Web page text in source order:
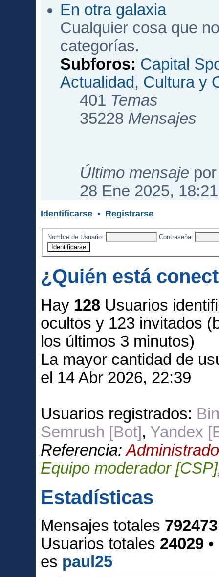
En otra galaxia
Cualquier cosa que
categorías.
Subforos: Capital
Actualidad, Cultura y
401 Temas
35228 Mensajes
Último mensaje
28 Ene 2025, 18:21
Identificarse • Registrarse
Nombre de Usuario: Contraseña:
¿Quién está
Hay 128 Usuarios
ocultos y 123 invitados
los últimos 3 minutos)
La mayor cantidad de
el 14 Abr 2026, 22:39
Usuarios registrados:
Semrush [Bot] , Yandex
Referencia:
Equipo moderador [CSP]
Estadísticas
Mensajes totales 792473
Usuarios totales 24029
es paul25